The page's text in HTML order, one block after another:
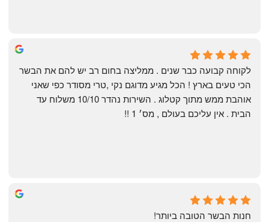
Shahaf Bendarker
6 months ago
Annael Annael
9 months ago
הבית . אין עליכם בעולם , מס׳ 1 !!
חנות הבשר הטובה ביותר!